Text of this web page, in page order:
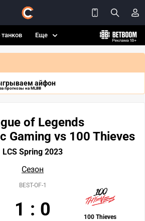
Еще
айфон
за прогнозы на MLBB
of Legends
Gaming vs 100 Thieves
LCS Spring 2023
Сезон
100 Thieves
BEST-OF-1
1 : 0